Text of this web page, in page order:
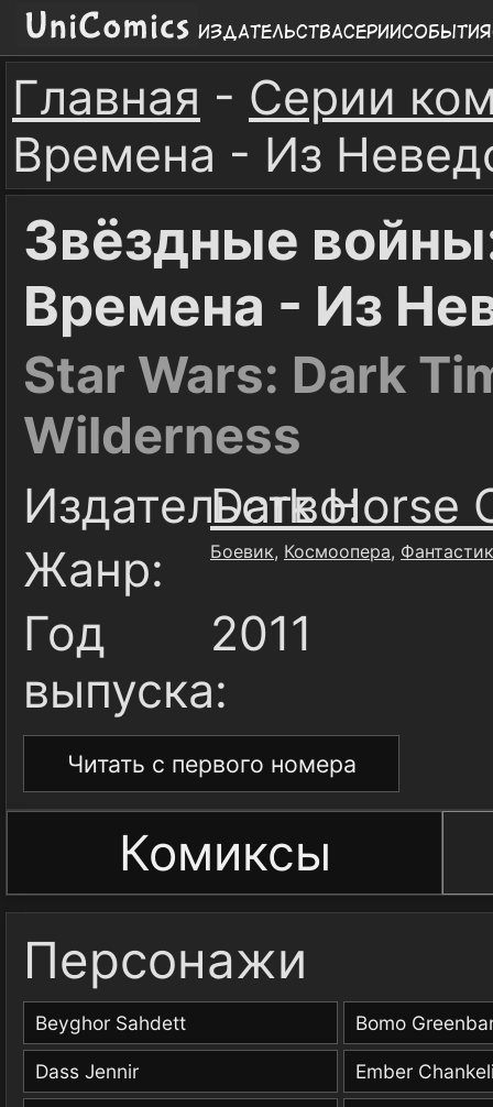
ИздательстваСерииСобытия
Главная - Серии
Времена - Из
Звёздные
Времена - Из
Star Wars: Dark
Wilderness
Издательство:
Dark Horse
Жанр:
Боевик, Космоопера,
Год
выпуска:
2011
Читать с первого номера
Комиксы
Персонажи
Beyghor Sahdett Bomo
Dass Jennir Ember